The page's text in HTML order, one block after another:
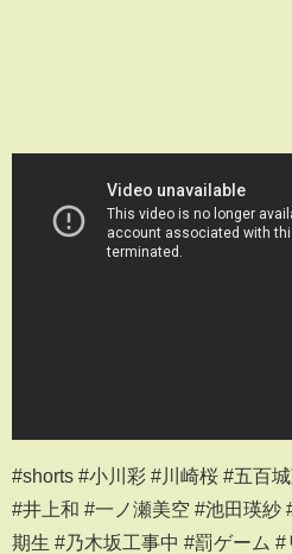
#shorts #小川彩 #川崎桜 #五百
#井上和 #一ノ瀬美空 #池田瑛紗
期生 #乃木坂工事中 #罰ゲーム